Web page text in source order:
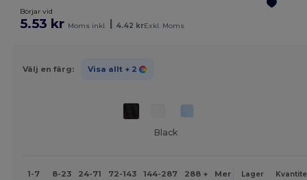
Börjar vid
5.53 kr Moms inkl. 4.42 krExkl. Moms
Välj en färg: Visa allt + 2
Black
1-7 8-23 24-71 72-143 144-287 288 + Mer Lager